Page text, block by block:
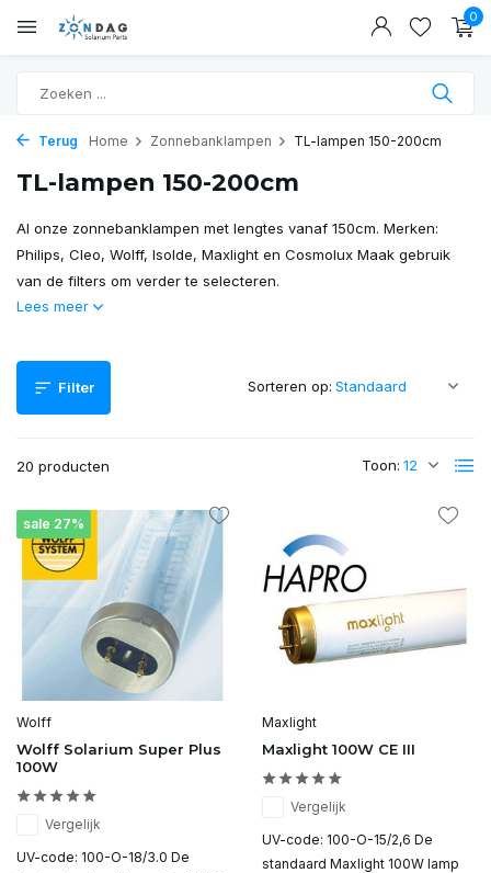
0
Terug Home Zonnebanklampen TL-lampen 150-200cm
TL-lampen 150-200cm
Al onze zonnebanklampen met lengtes vanaf 150cm. Merken:
Philips, Cleo, Wolff, Isolde, Maxlight en Cosmolux Maak gebruik
van de filters om verder te selecteren.
Lees meer
Filter
20 producten Toon:
Sorteren op:
sale 27%
Wolff
Wolff Solarium Super Plus
100W
Vergelijk
UV-code: 100-O-18/3.0 De
Maxlight
Maxlight 100W CE III
Vergelijk
UV-code: 100-O-15/2,6 De
standaard Maxlight 100W lamp